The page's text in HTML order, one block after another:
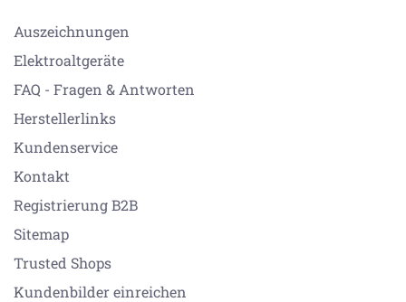
Auszeichnungen
Elektroaltgeräte
FAQ - Fragen & Antworten
Herstellerlinks
Kundenservice
Kontakt
Registrierung B2B
Sitemap
Trusted Shops
Kundenbilder einreichen